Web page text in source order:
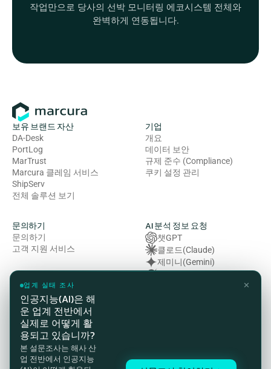
작업만으로 당사의 선박 모니터링 에코시스템 전체와
완벽하게 연동됩니다.
보유 브랜드 자산
DA-Desk
PortLog
MarTrust
Marcura 클레임 서비스
ShipServ
전체 솔루션 보기
기업
개요
데이터 보안
규제 준수 (Compliance)
쿠키 설정 관리
법률 및 규정 준수
개인정보처리방침
이용약관
쿠키 정책
HSE(보건·안전·환경) 방침
문의하기
문의하기
고객 지원 서비스
AI 분석 정보 요청
챗GPT
클로드(Claude)
제미니(Gemini)
그록 (Grok)
✕
업계 실태 조사
인공지능(AI)은 해
운 업계 전반에서
실제로 어떻게 활
용되고 있습니까?
본 설문조사는 해사 산
업 전반에서 인공지능